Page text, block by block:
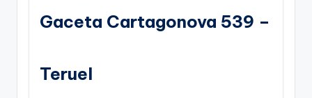
Gaceta Cartagonova 539 –
Teruel